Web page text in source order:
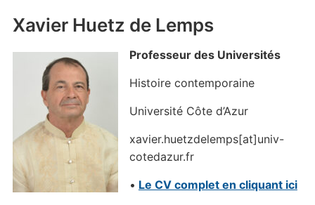
Xavier Huetz de Lemps
Professeur des Universités
Histoire contemporaine
Université Côte d’Azur
xavier.huetzdelemps[at]univ-
cotedazur.fr
• Le CV complet en cliquant ici